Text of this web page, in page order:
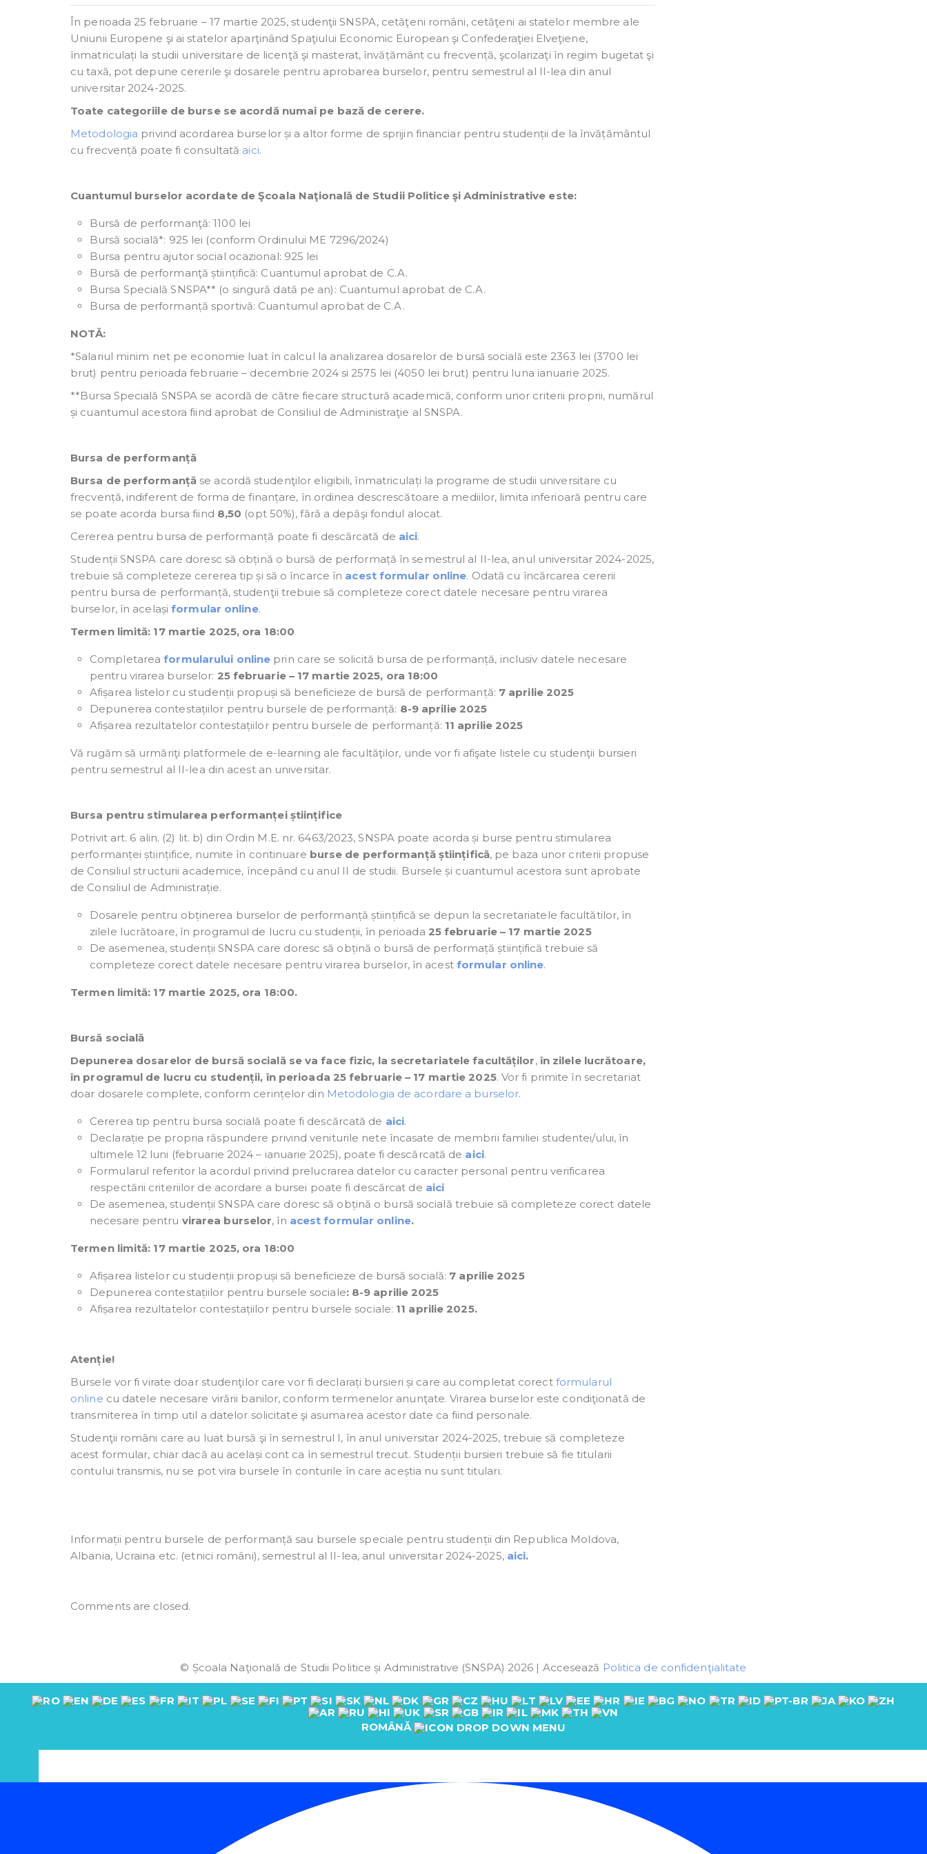
În perioada 25 februarie – 17 martie 2025, studenţii SNSPA, cetăţeni români, cetăţeni ai statelor membre ale
Uniunii Europene şi ai statelor aparţinând Spaţiului Economic European şi Confederaţiei Elveţiene,
înmatriculați la studii universitare de licenţă şi masterat, învățământ cu frecvență, şcolarizaţi în regim bugetat şi
cu taxă, pot depune cererile şi dosarele pentru aprobarea burselor, pentru semestrul al II-lea din anul
universitar 2024-2025.
Toate categoriile de burse se acordă numai pe bază de cerere.
Metodologia privind acordarea burselor și a altor forme de sprijin financiar pentru studenții de la învățământul
cu frecvență poate fi consultată aici.
Cuantumul burselor acordate de Şcoala Naţională de Studii Politice şi Administrative este:
Bursă de performanţă: 1100 lei
Bursă socială*: 925 lei (conform Ordinului ME 7296/2024)
Bursa pentru ajutor social ocazional: 925 lei
Bursă de performanţă științifică: Cuantumul aprobat de C.A.
Bursa Specială SNSPA** (o singură dată pe an): Cuantumul aprobat de C.A.
Bursa de performanță sportivă: Cuantumul aprobat de C.A.
NOTĂ:
*Salariul minim net pe economie luat în calcul la analizarea dosarelor de bursă socială este 2363 lei (3700 lei
brut) pentru perioada februarie – decembrie 2024 si 2575 lei (4050 lei brut) pentru luna ianuarie 2025.
**Bursa Specială SNSPA se acordă de către fiecare structură academică, conform unor criterii proprii, numărul
și cuantumul acestora fiind aprobat de Consiliul de Administraţie al SNSPA.
Bursa de performanță
Bursa de performanță se acordă studenţilor eligibili, înmatriculați la programe de studii universitare cu
frecvență, indiferent de forma de finanțare, în ordinea descrescătoare a mediilor, limita inferioară pentru care
se poate acorda bursa fiind 8,50 (opt 50%), fără a depăşi fondul alocat.
Cererea pentru bursa de performanță poate fi descărcată de aici.
Studenții SNSPA care doresc să obțină o bursă de performață în semestrul al II-lea, anul universitar 2024-2025,
trebuie să completeze cererea tip și să o încarce în acest formular online. Odată cu încărcarea cererii
pentru bursa de performanță, studenţii trebuie să completeze corect datele necesare pentru virarea
burselor, în acelașiformular online.
Termen limită: 17 martie 2025, ora 18:00
Completareaformularului online prin care se solicită bursa de performanță, inclusiv datele necesare
pentru virarea burselor: 25 februarie – 17 martie 2025, ora 18:00
Afișarea listelor cu studenții propuși să beneficieze de bursă de performanță: 7 aprilie 2025
Depunerea contestațiilor pentru bursele de performanță: 8-9 aprilie 2025
Afișarea rezultatelor contestațiilor pentru bursele de performanță: 11 aprilie 2025
Vă rugăm să urmăriţi platformele de e-learning ale facultăţilor, unde vor fi afişate listele cu studenţii bursieri
pentru semestrul al II-lea din acest an universitar.
Bursa pentru stimularea performanței științifice
Potrivit art. 6 alin. (2) lit. b) din Ordin M.E. nr. 6463/2023, SNSPA poate acorda și burse pentru stimularea
performanței științifice, numite în continuare burse de performanță științifică, pe baza unor criterii propuse
de Consiliul structurii academice, începând cu anul II de studii. Bursele și cuantumul acestora sunt aprobate
de Consiliul de Administrație.
Dosarele pentru obținerea burselor de performanță științifică se depun la secretariatele facultătilor, în
zilele lucrătoare, în programul de lucru cu studenții, în perioada 25 februarie – 17 martie 2025
De asemenea, studenții SNSPA care doresc să obțină o bursă de performață științifică trebuie să
completeze corect datele necesare pentru virarea burselor, în acest formular online.
Termen limită: 17 martie 2025, ora 18:00.
Bursă socială
Depunerea dosarelor de bursă socială se va face fizic, la secretariatele facultăților, în zilele lucrătoare,
în programul de lucru cu studenții, în perioada 25 februarie – 17 martie 2025. Vor fi primite în secretariat
doar dosarele complete, conform cerințelor din Metodologia de acordare a burselor.
Cererea tip pentru bursa socială poate fi descărcată de aici.
Declarație pe propria răspundere privind veniturile nete încasate de membrii familiei studentei/ului, în
ultimele 12 luni (februarie 2024 – ianuarie 2025), poate fi descărcată de aici.
Formularul referitor la acordul privind prelucrarea datelor cu caracter personal pentru verificarea
respectării criteriilor de acordare a bursei poate fi descărcat de aici
De asemenea, studenții SNSPA care doresc să obțină o bursă socială trebuie să completeze corect datele
necesare pentru virarea burselor, în acest formular online.
Termen limită: 17 martie 2025, ora 18:00
Afișarea listelor cu studenții propuși să beneficieze de bursă socială: 7 aprilie 2025
Depunerea contestațiilor pentru bursele sociale: 8-9 aprilie 2025
Afișarea rezultatelor contestațiilor pentru bursele sociale: 11 aprilie 2025.
Atenție!
Bursele vor fi virate doar studenţilor care vor fi declarați bursieri și care au completat corect formularul
online cu datele necesare virării banilor, conform termenelor anunţate. Virarea burselor este condiţionată de
transmiterea în timp util a datelor solicitate şi asumarea acestor date ca fiind personale.
Studenţii români care au luat bursă şi în semestrul I, în anul universitar 2024-2025, trebuie să completeze
acest formular, chiar dacă au același cont ca în semestrul trecut. Studenții bursieri trebuie să fie titularii
contului transmis, nu se pot vira bursele în conturile în care aceștia nu sunt titulari.
Informații pentru bursele de performanță sau bursele speciale pentru studenții din Republica Moldova,
Albania, Ucraina etc. (etnici români), semestrul al II-lea, anul universitar 2024-2025,aici.
Comments are closed.
© Școala Naţională de Studii Politice și Administrative (SNSPA) 2026 | Accesează Politica de confidenţialitate
ROMÂNĂ